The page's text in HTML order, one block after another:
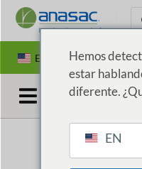
EN ES PT
Hemos
estar
diferente.
EN